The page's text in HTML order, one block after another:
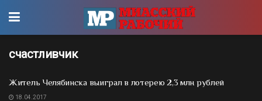
счастливчик
Житель Челябинска выиграл в лотерею 2,3 млн рублей
18.04.2017